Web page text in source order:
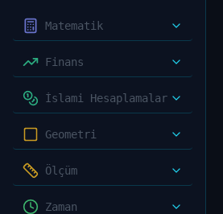
Matematik
Finans
İslami Hesaplamalar
Geometri
Ölçüm
Zaman